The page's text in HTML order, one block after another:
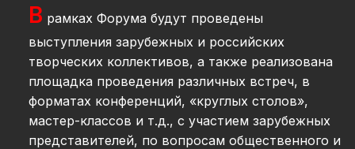
В рамках Форума будут проведены
выступления зарубежных и российских
творческих коллективов, а также реализована
площадка проведения различных встреч, в
форматах конференций, «круглых столов»,
мастер-классов и т.д., с участием зарубежных
представителей, по вопросам общественного и